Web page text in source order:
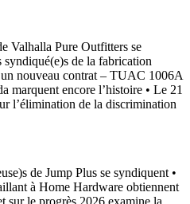
Valhalla Pure Outfitters se
de la fabrication
nouveau contrat – TUAC 1006A
marquent encore l’histoire • Le 21
l’élimination de la discrimination
de Jump Plus se syndiquent •
à Home Hardware obtiennent
sur le progrès 2026 examine la